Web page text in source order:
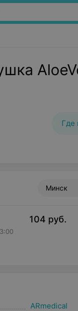
Где
Минск
104 руб.
ARmedical